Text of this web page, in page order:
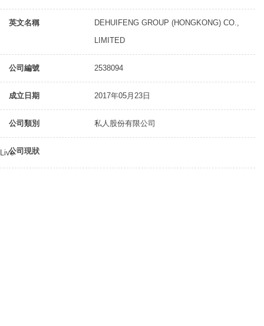
英文名稱
DEHUIFENG GROUP (HONGKONG) CO.,
LIMITED
公司編號 2538094
成立日期 2017年05月23日
公司類別 私人股份有限公司
公司現狀
Live